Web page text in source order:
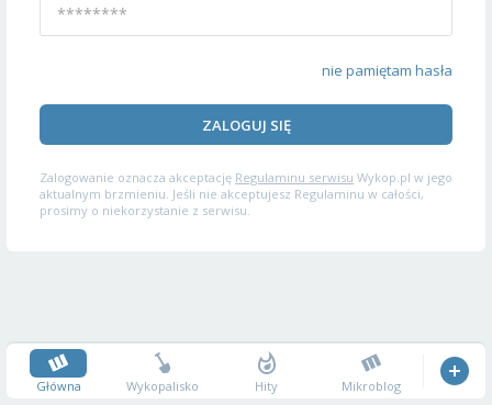
nie pamiętam hasła
ZALOGUJ SIĘ
Zalogowanie oznacza akceptację Regulaminu serwisu Wykop.pl w jego
aktualnym brzmieniu. Jeśli nie akceptujesz Regulaminu w całości,
prosimy o niekorzystanie z serwisu.
Główna Wykopalisko Hity Mikroblog